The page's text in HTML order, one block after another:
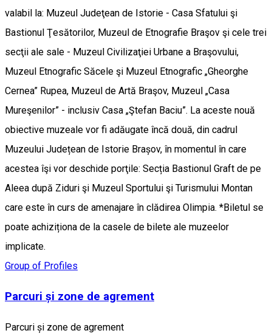
valabil la: Muzeul Judeţean de Istorie - Casa Sfatului şi
Bastionul Ţesătorilor, Muzeul de Etnografie Braşov şi cele trei
secţii ale sale - Muzeul Civilizaţiei Urbane a Braşovului,
Muzeul Etnografic Săcele şi Muzeul Etnografic „Gheorghe
Cernea” Rupea, Muzeul de Artă Braşov, Muzeul „Casa
Mureşenilor” - inclusiv Casa „Ştefan Baciu”. La aceste nouă
obiective muzeale vor fi adăugate încă două, din cadrul
Muzeului Județean de Istorie Brașov, în momentul în care
acestea îşi vor deschide porţile: Secția Bastionul Graft de pe
Aleea după Ziduri şi Muzeul Sportului şi Turismului Montan
care este în curs de amenajare în clădirea Olimpia. *Biletul se
poate achiziționa de la casele de bilete ale muzeelor
implicate.
Group of Profiles
Parcuri și zone de agrement
Parcuri și zone de agrement